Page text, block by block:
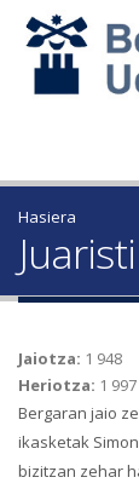
Hasiera
Jaiotza: 1 948
Heriotza: 1 997
Bergaran jaio
ikasketak
bizitzan zehar